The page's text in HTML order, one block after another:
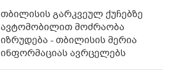
თბილისის გარკვეულ ქუჩებზე
ავტომობილით მოძრაობა
იზრუდება - თბილისის მერია
ინფორმაციას ავრცელებს